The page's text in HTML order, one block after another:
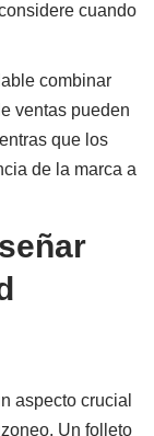
cuando
combinar
ventas pueden
que los
de la marca a
aspecto crucial
Un folleto